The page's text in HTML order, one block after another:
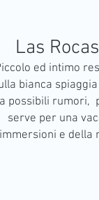
Las
ed intimo
bianca
possibili rumori,
serve per una
immersioni e della